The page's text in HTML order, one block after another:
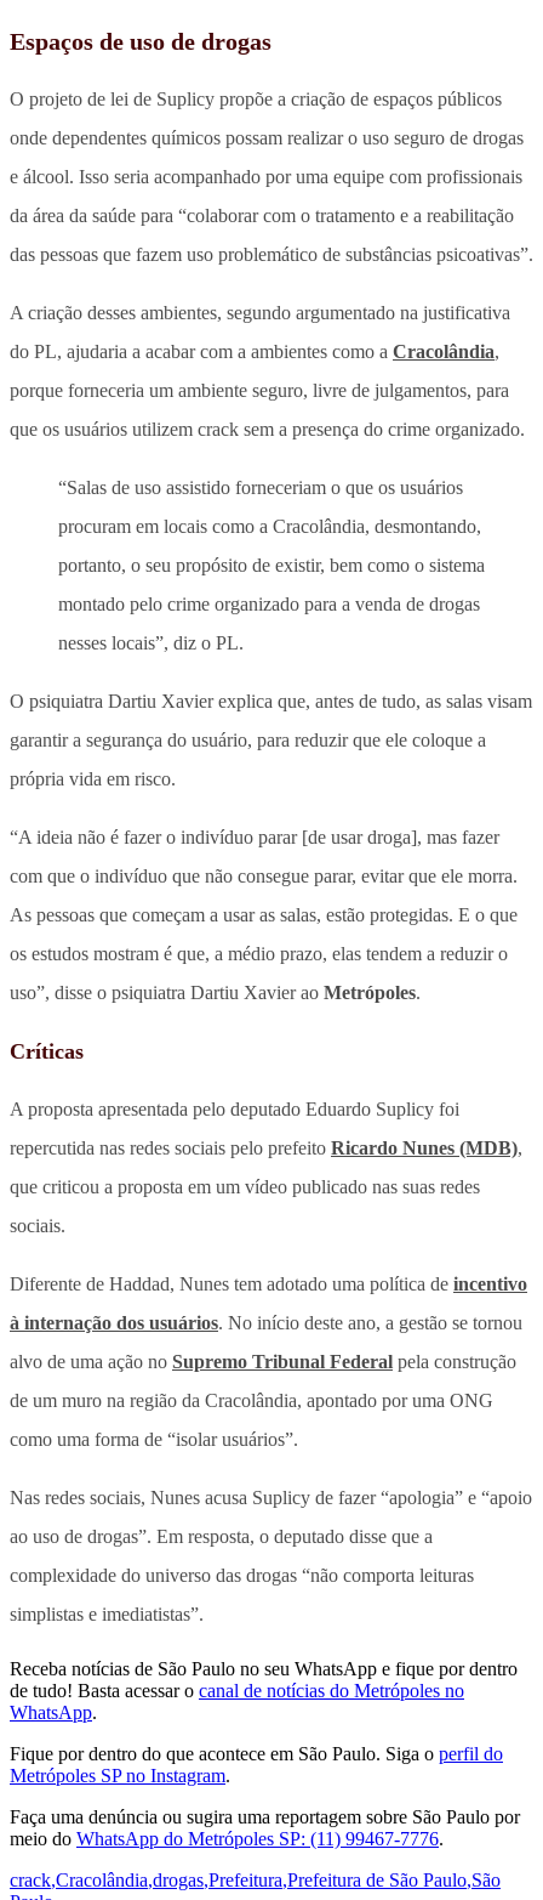
Espaços de uso de drogas
O projeto de lei de Suplicy propõe a criação de espaços públicos
onde dependentes químicos possam realizar o uso seguro de drogas
e álcool. Isso seria acompanhado por uma equipe com profissionais
da área da saúde para “colaborar com o tratamento e a reabilitação
das pessoas que fazem uso problemático de substâncias psicoativas”.
A criação desses ambientes, segundo argumentado na justificativa
do PL, ajudaria a acabar com a ambientes como a Cracolândia,
porque forneceria um ambiente seguro, livre de julgamentos, para
que os usuários utilizem crack sem a presença do crime organizado.
“Salas de uso assistido forneceriam o que os usuários
procuram em locais como a Cracolândia, desmontando,
portanto, o seu propósito de existir, bem como o sistema
montado pelo crime organizado para a venda de drogas
nesses locais”, diz o PL.
O psiquiatra Dartiu Xavier explica que, antes de tudo, as salas visam
garantir a segurança do usuário, para reduzir que ele coloque a
própria vida em risco.
“A ideia não é fazer o indivíduo parar [de usar droga], mas fazer
com que o indivíduo que não consegue parar, evitar que ele morra.
As pessoas que começam a usar as salas, estão protegidas. E o que
os estudos mostram é que, a médio prazo, elas tendem a reduzir o
uso”, disse o psiquiatra Dartiu Xavier ao Metrópoles.
Críticas
A proposta apresentada pelo deputado Eduardo Suplicy foi
repercutida nas redes sociais pelo prefeito Ricardo Nunes (MDB),
que criticou a proposta em um vídeo publicado nas suas redes
sociais.
Diferente de Haddad, Nunes tem adotado uma política de incentivo
à internação dos usuários. No início deste ano, a gestão se tornou
alvo de uma ação no Supremo Tribunal Federal pela construção
de um muro na região da Cracolândia, apontado por uma ONG
como uma forma de “isolar usuários”.
Nas redes sociais, Nunes acusa Suplicy de fazer “apologia” e “apoio
ao uso de drogas”. Em resposta, o deputado disse que a
complexidade do universo das drogas “não comporta leituras
simplistas e imediatistas”.
Receba notícias de São Paulo no seu WhatsApp e fique por dentro
de tudo! Basta acessar o canal de notícias do Metrópoles no
WhatsApp.
Fique por dentro do que acontece em São Paulo. Siga o perfil do
Metrópoles SP no Instagram.
Faça uma denúncia ou sugira uma reportagem sobre São Paulo por
meio do WhatsApp do Metrópoles SP: (11) 99467-7776.
crack,Cracolândia,drogas,Prefeitura,Prefeitura de São Paulo,São